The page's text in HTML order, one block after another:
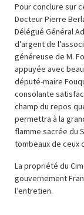
Pour conclure sur
Docteur Pierre
Délégué Général
d’argent de
généreuse de M.
appuyée avec
député-maire
consolante
champ du repos
permettra à la
flamme sacrée du
tombeaux de ceux
La propriété du
gouvernement
l’entretien.